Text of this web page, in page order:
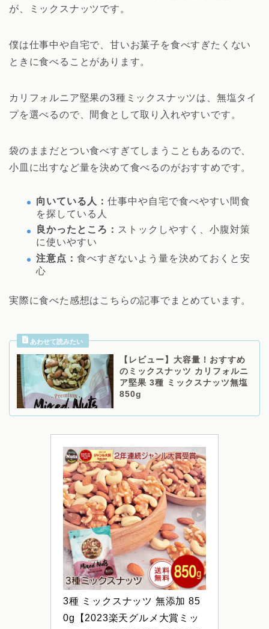
が、ミックスナッツです。
僕は仕事中や自宅で、甘いお菓子を食べすぎたくない
ときに食べることがあります。
カリフォルニア堅果の3種ミックスナッツは、無塩タイ
プを選べるので、間食として取り入れやすいです。
袋のままだとつい食べすぎてしまうこともあるので、
小皿に出すなど量を決めて食べるのがおすすめです。
向いている人： 仕事中や自宅で食べやすい間食
を探している人
良かったところ： ストックしやすく、小腹対策
に使いやすい
注意点： 食べすぎないよう量を決めておくと安
心
実際に食べた感想はこちらの記事でまとめています。
【レビュー】大容量！おすすめ
のミックスナッツ カリフォルニ
ア堅果 3種 ミックスナッツ無塩
850g
3種 ミックスナッツ 無添加 85
0g【2023楽天グルメ大賞ミッ